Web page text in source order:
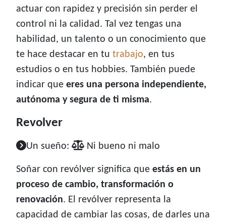
actuar con rapidez y precisión sin perder el
control ni la calidad. Tal vez tengas una
habilidad, un talento o un conocimiento que
te hace destacar en tu trabajo, en tus
estudios o en tus hobbies. También puede
indicar que eres una persona independiente,
autónoma y segura de ti misma.
Revolver
Un sueño: Ni bueno ni malo
Soñar con revólver significa que estás en un
proceso de cambio, transformación o
renovación. El revólver representa la
capacidad de cambiar las cosas, de darles una